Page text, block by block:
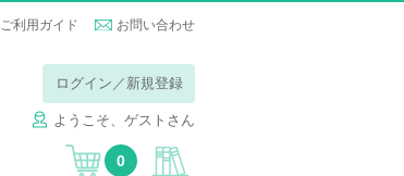
ご利用ガイド お問い合わせ
ログイン／新規登録
ようこそ、ゲストさん
0